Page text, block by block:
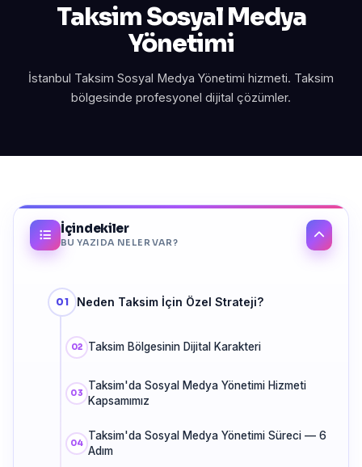
Taksim Sosyal Medya
Yönetimi
İstanbul Taksim Sosyal Medya Yönetimi hizmeti. Taksim
bölgesinde profesyonel dijital çözümler.
İçindekiler
BU YAZIDA NELER VAR?
Neden Taksim İçin Özel Strateji?
Taksim Bölgesinin Dijital Karakteri
Taksim'da Sosyal Medya Yönetimi Hizmeti
Kapsamımız
Taksim'da Sosyal Medya Yönetimi Süreci — 6
Adım